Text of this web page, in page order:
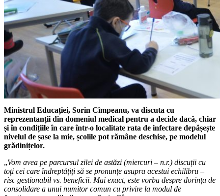
Ministrul Educației, Sorin Cîmpeanu, va discuta cu
reprezentanții din domeniul medical pentru a decide dacă, chiar
și în condițiile în care într-o localitate rata de infectare depășește
nivelul de șase la mie, școlile pot rămâne deschise, pe modelul
grădinițelor.
„Vom avea pe parcursul zilei de astăzi (miercuri – n.r.) discuții cu
toți cei care îndreptățiți să se pronunțe asupra acestui echilibru –
risc gestionabil vs. beneficii. Mai exact, este vorba despre dorința de
consolidare a unui numitor comun cu privire la modul de